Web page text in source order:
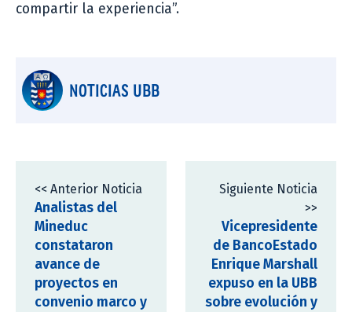
compartir la experiencia”.
NOTICIAS UBB
<< Anterior Noticia
Analistas del
Mineduc
constataron
avance de
proyectos en
convenio marco y
Siguiente Noticia
>>
Vicepresidente
de BancoEstado
Enrique Marshall
expuso en la UBB
sobre evolución y